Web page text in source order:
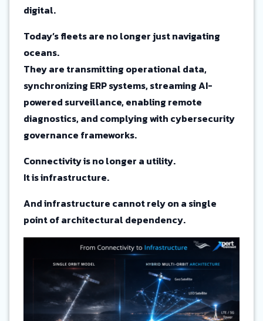
digital.
Today’s fleets are no longer just navigating
oceans.
They are transmitting operational data,
synchronizing ERP systems, streaming AI-
powered surveillance, enabling remote
diagnostics, and complying with cybersecurity
governance frameworks.
Connectivity is no longer a utility.
It is infrastructure.
And infrastructure cannot rely on a single
point of architectural dependency.